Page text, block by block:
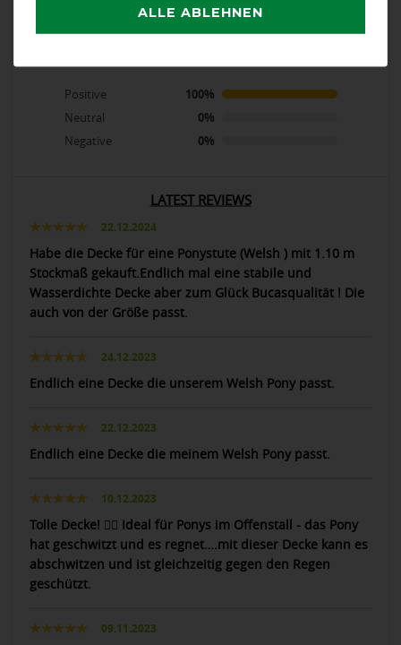
Positive
100%
Neutral
0%
Negative
0%
LATEST REVIEWS
22.12.2024
Habe die Decke für eine Ponystute (Welsh ) mit 1.10 m
Stockmaß gekauft.Endlich mal eine stabile und
Wasserdichte Decke aber zum Glück Bucasqualität ! Die
auch von der Größe passt.
24.12.2023
Endlich eine Decke die unserem Welsh Pony passt.
22.12.2023
Endlich eine Decke die meinem Welsh Pony passt.
10.12.2023
Tolle Decke! 👍🏻 Ideal für Ponys im Offenstall - das Pony
hat geschwitzt und es regnet….mit dieser Decke kann es
abschwitzen und ist gleichzeitig gegen den Regen
geschützt.
09.11.2023
ALLE ABLEHNEN